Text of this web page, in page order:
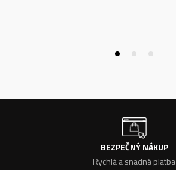
BEZPEČNÝ NÁKUP
Rychlá a snadná platba